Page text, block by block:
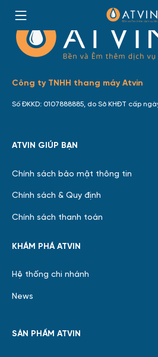
content
HOME
Công ty TNHH thang máy Atvin
Số ĐKKD: 0107888885, do Sở KHĐT cấp
ATVIN GIÚP BẠN
Chính sách bảo mật thông tin
Chính sách & Quy định
Chính sách thanh toán
KHÁM PHÁ ATVIN
Hệ thống chi nhánh
News
SẢN PHẨM ATVIN